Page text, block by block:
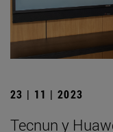
23 | 11 | 2023
Tecnun y